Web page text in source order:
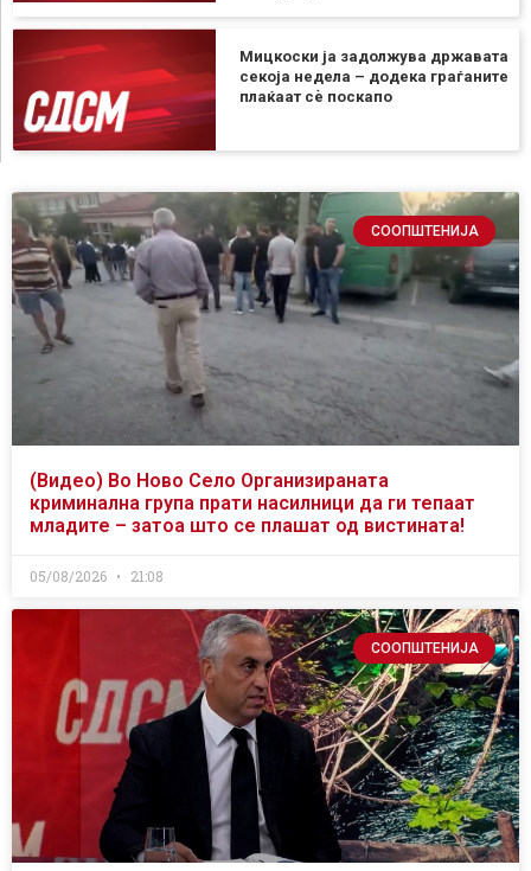
Мицкоски ја задолжува државата
секоја недела – додека граѓаните
плаќаат сѐ поскапо
СООПШТЕНИЈА
(Видео) Во Ново Село Организираната
криминална група прати насилници да ги тепаат
младите – затоа што се плашат од вистината!
05/08/2026 21:08
СООПШТЕНИЈА